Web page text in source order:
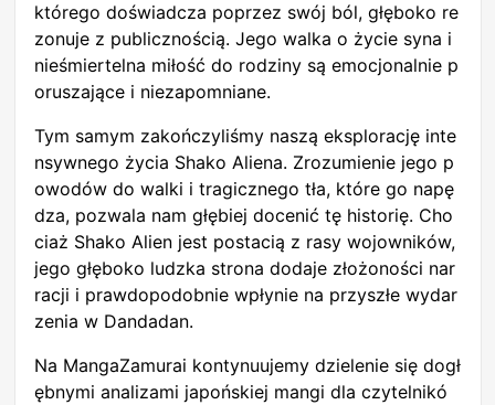
którego doświadcza poprzez swój ból, głęboko re
zonuje z publicznością. Jego walka o życie syna i
nieśmiertelna miłość do rodziny są emocjonalnie p
oruszające i niezapomniane.
Tym samym zakończyliśmy naszą eksplorację inte
nsywnego życia Shako Aliena. Zrozumienie jego p
owodów do walki i tragicznego tła, które go napę
dza, pozwala nam głębiej docenić tę historię. Cho
ciaż Shako Alien jest postacią z rasy wojowników,
jego głęboko ludzka strona dodaje złożoności nar
racji i prawdopodobnie wpłynie na przyszłe wydar
zenia w Dandadan.
Na MangaZamurai kontynuujemy dzielenie się dogł
ębnymi analizami japońskiej mangi dla czytelnikó